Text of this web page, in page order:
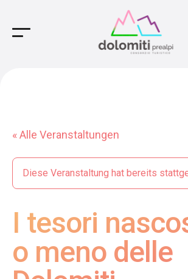
Main Navigation
« Alle Veranstaltungen
Diese Veranstaltung hat bereits
I tesori
o meno delle